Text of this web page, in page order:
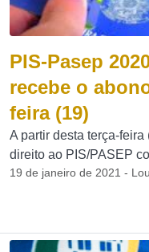
PIS-Pasep
recebe o
feira (19)
A partir desta terça-
direito ao PIS/PASEP
19 de janeiro de 2021 -